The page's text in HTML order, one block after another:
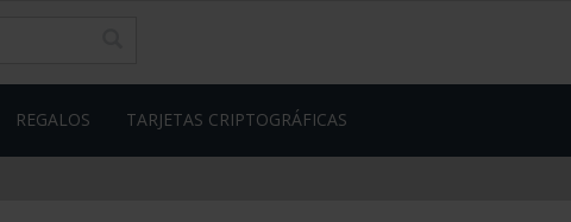
REGALOS TARJETAS CRIPTOGRÁFICAS